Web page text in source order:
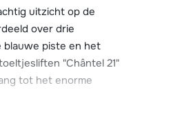
uitzicht op de
over drie
blauwe piste en het
"Chântel 21"
tot het enorme